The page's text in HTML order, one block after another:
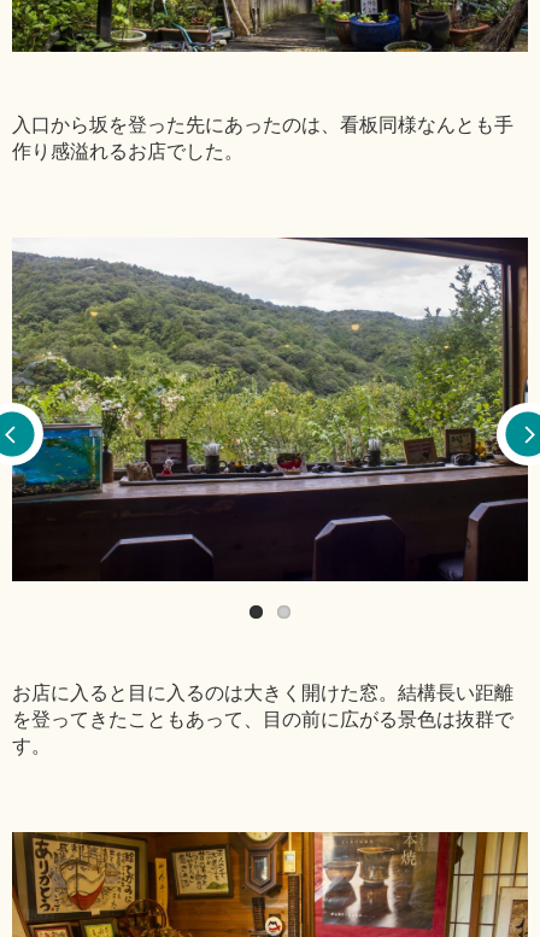
入口から坂を登った先にあったのは、看板同様なんとも手
作り感溢れるお店でした。
お店に入ると目に入るのは大きく開けた窓。結構長い距離
を登ってきたこともあって、目の前に広がる景色は抜群で
す。